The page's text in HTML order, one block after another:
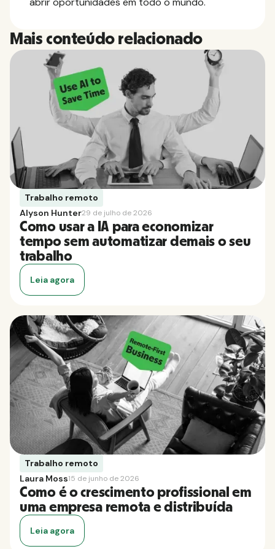
Mais conteúdo relacionado
Trabalho remoto
Alyson Hunter29 de julho de 2026
Como usar a IA para economizar
tempo sem automatizar demais o seu
trabalho
Leia agora
Trabalho remoto
Laura Moss15 de junho de 2026
Como é o crescimento profissional em
uma empresa remota e distribuída
Leia agora